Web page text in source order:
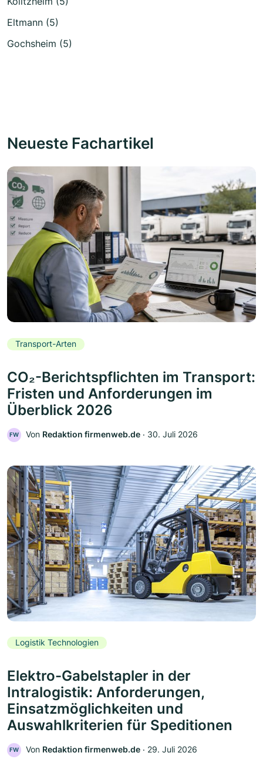
Eltmann (5)
Gochsheim (5)
Neueste Fachartikel
Transport-Arten
CO₂-Berichtspflichten im Transport:
Fristen und Anforderungen im
Überblick 2026
FW Von Redaktion firmenweb.de ‧ 30. Juli 2026
Logistik Technologien
Elektro-Gabelstapler in der
Intralogistik: Anforderungen,
Einsatzmöglichkeiten und
Auswahlkriterien für Speditionen
FW Von Redaktion firmenweb.de ‧ 29. Juli 2026